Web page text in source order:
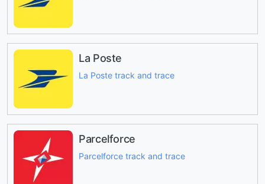
La Poste
La Poste track and trace
Parcelforce
Parcelforce track and trace